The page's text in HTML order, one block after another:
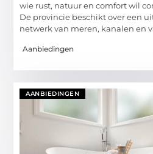
wie rust, natuur en comfort wil
De provincie beschikt over een
netwerk van meren, kanalen en
Aanbiedingen
AANBIEDINGEN